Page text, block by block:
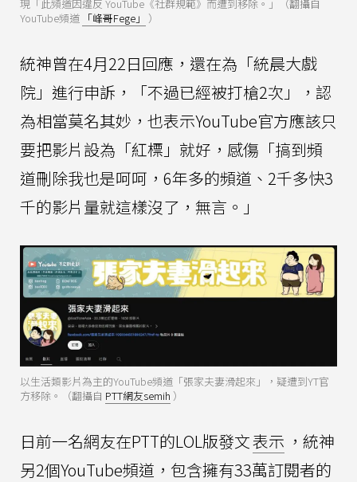
現「此頻道因違反 YouTube《社群規範》而遭到移除。」（翻攝自
YouTube頻道 「峰哥Fege」 ）
統神曾在4月22日回應，還在為「統晨大戲
院」進行申訴，「不過已經被打槍2次」，認
為相當莫名其妙，也表示YouTube官方應該只
要把影片設為「紅標」就好，感傷「搞到頻
道刪除我也是呵呵，6年多的頻道、2千多快3
千的影片量就這樣沒了，無言。」
以生活類影片為主的YouTube頻道「張家夫妻滑起來」，疑遭到YT官
方移除。（翻攝自 PTT網友semih ）
日前一名網友在PTT的LOL版發文表示 ，統神
另2個YouTube頻道，包含擁有33萬訂閱者的